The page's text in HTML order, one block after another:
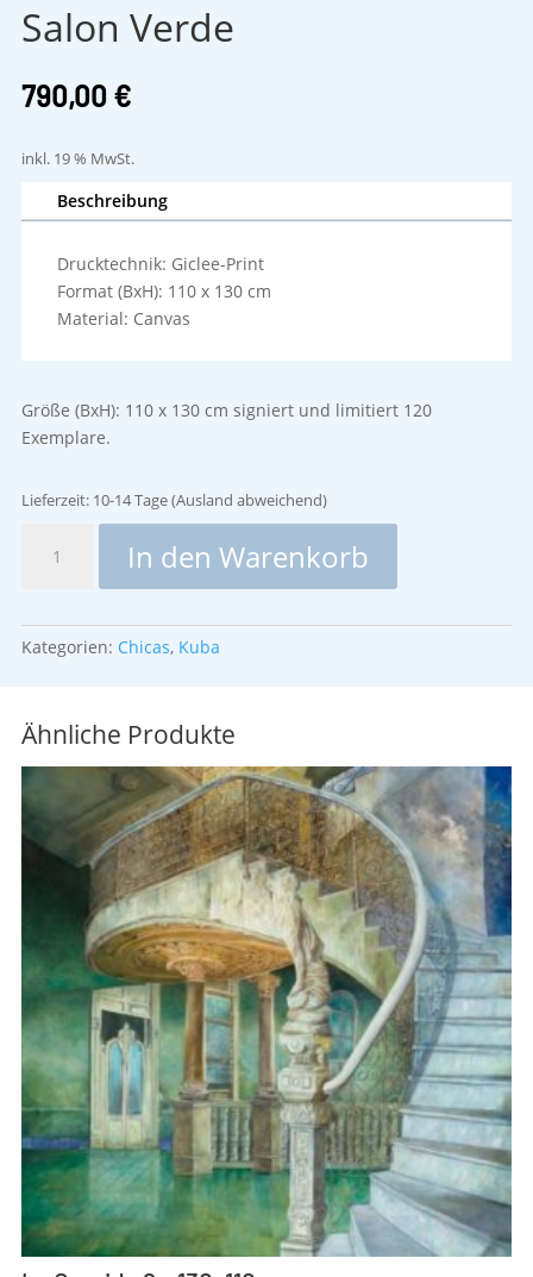
Salon Verde
790,00 €
inkl. 19 % MwSt.
Beschreibung
Drucktechnik: Giclee-Print
Format (BxH): 110 x 130 cm
Material: Canvas
Größe (BxH): 110 x 130 cm signiert und limitiert 120
Exemplare.
Lieferzeit: 10-14 Tage (Ausland abweichend)
Verde
In den Warenkorb
Kategorien: Chicas, Kuba
Ähnliche Produkte